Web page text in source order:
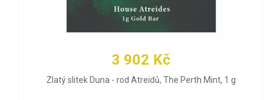
3 902 Kč
Zlatý slitek Duna - rod Atreidů, The Perth Mint, 1 g